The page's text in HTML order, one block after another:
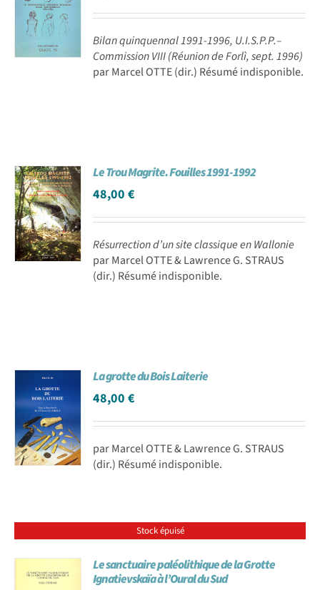
Bilan quinquennal 1991-1996, U.I.S.P.P.–
Commission VIII (Réunion de Forlì, sept. 1996)
par Marcel OTTE (dir.) Résumé indisponible.
Le Trou Magrite. Fouilles 1991-1992
48,00€
Résurrection d’un site classique en Wallonie
par Marcel OTTE & Lawrence G. STRAUS
(dir.) Résumé indisponible.
La grotte du Bois Laiterie
48,00€
par Marcel OTTE & Lawrence G. STRAUS
(dir.) Résumé indisponible.
Stock épuisé
Le sanctuaire paléolithique de la Grotte
Ignatievskaïa à l’Oural du Sud